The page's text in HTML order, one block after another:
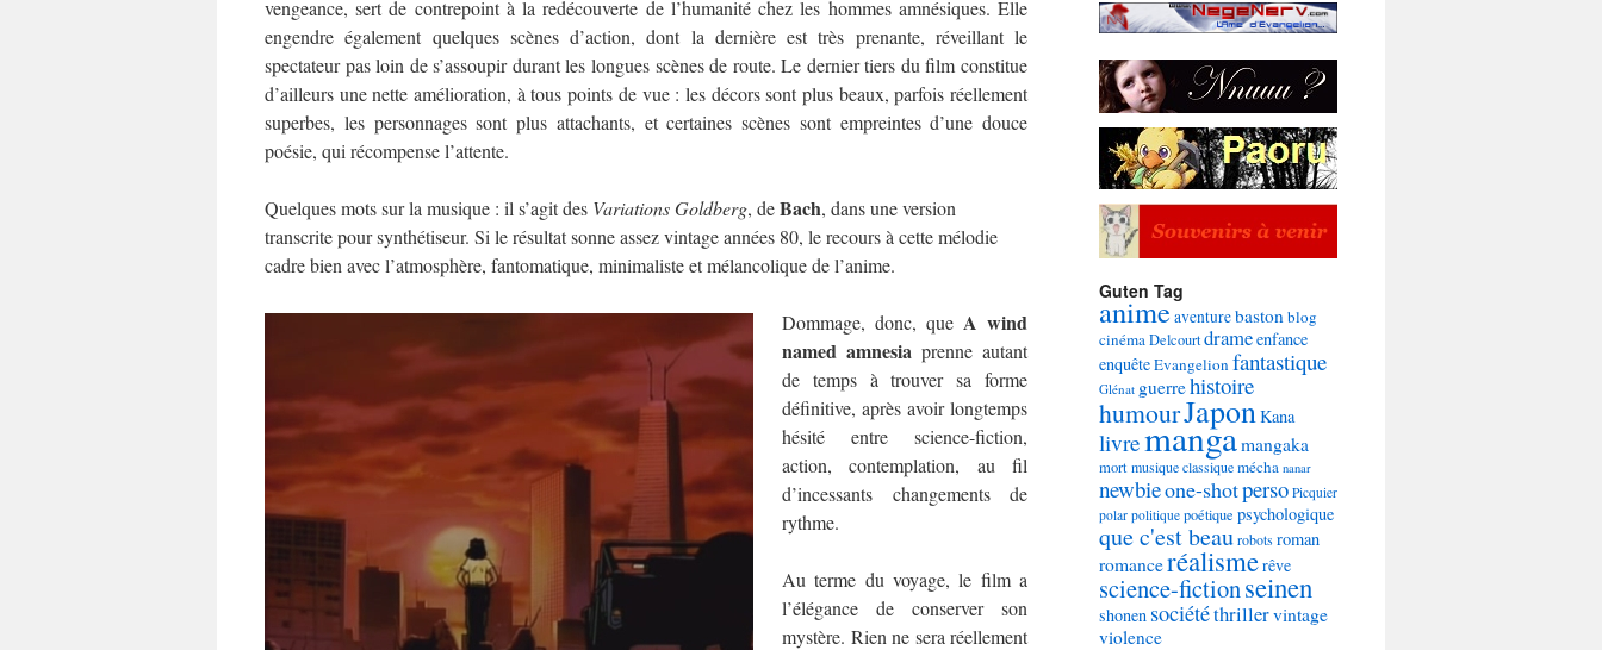
vengeance, sert de contrepoint à la redécouverte de l’humanité chez les hommes amnésiques. Elle
engendre également quelques scènes d’action, dont la dernière est très prenante, réveillant le
spectateur pas loin de s’assoupir durant les longues scènes de route. Le dernier tiers du film constitue
d’ailleurs une nette amélioration, à tous points de vue : les décors sont plus beaux, parfois réellement
superbes, les personnages sont plus attachants, et certaines scènes sont empreintes d’une douce
poésie, qui récompense l’attente.
Quelques mots sur la musique : il s’agit des Variations Goldberg, deBach, dans une version
transcrite pour synthétiseur. Si le résultat sonne assez vintage années 80, le recours à cette mélodie
cadre bien avec l’atmosphère, fantomatique, minimaliste et mélancolique de l’anime.
Dommage, donc, que A wind
named amnesia prenne autant
de temps à trouver sa forme
définitive, après avoir longtemps
hésité entre science-fiction,
action, contemplation, au fil
d’incessants changements de
rythme.
Au terme du voyage, le film a
l’élégance de conserver son
mystère. Rien ne sera réellement
Guten Tag
animeaventurebaston blog
cinémaDelcourtdrameenfance
enquêteEvangelion fantastique
Glénat guerrehistoire
humourJapon Kana
livremangamangaka
mortmusique classiquemécha nanar
newbieone-shotperso Picquier
polar politique poétique psychologique
que c'est beaurobotsroman
romanceréalismerêve
science-fictionseinen
shonen sociététhrillervintage
violence